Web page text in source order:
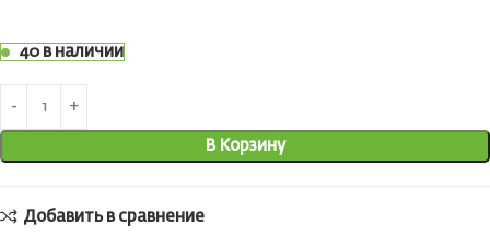
40 в наличии
В Корзину
Добавить в сравнение